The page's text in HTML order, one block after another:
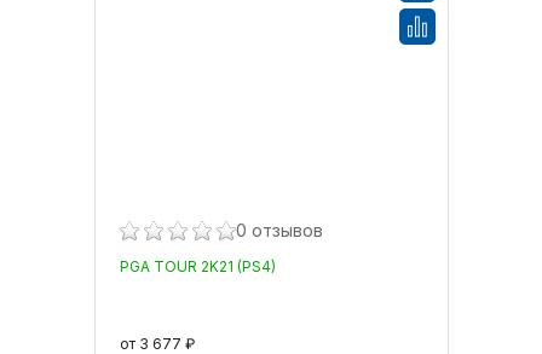
0 отзывов
PGA TOUR 2K21 (PS4)
от 3 677 ₽